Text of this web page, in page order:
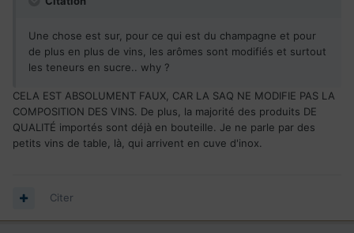
Une chose est sur, pour ce qui est du champagne et pour
de plus en plus de vins, les arômes sont modifiés et surtout
les teneurs en sucre.. why ?
CELA EST ABSOLUMENT FAUX, CAR LA SAQ NE MODIFIE PAS LA
COMPOSITION DES VINS. De plus, la majorité des produits DE
QUALITÉ importés sont déjà en bouteille. Je ne parle par des
petits vins de table, là, qui arrivent en cuve d'inox.
Citer